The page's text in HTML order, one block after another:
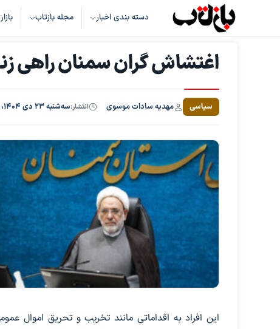
دسته بندی اخبار مجله بازتاب بازار
اغتشاش گران سمنان راهی
سیاسی مهدیه سادات موسوی انتشار:سه‌شنبه ۲۳ دی ۱۴۰۴، ساعت ۱۶:۵۲
این افراد به اقداماتی مانند تخریب و تحریق